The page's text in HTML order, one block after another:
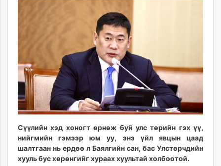
Livetv.mn
24tsag.mn
eagle.mn
ergelt.mn
zarig.mn
today.mn
zuv.mn
mminfo.mn
ugluu.mn
urlag.mn
Сүүлийн хэд хоногт өрнөж буй улс төрийн гэх үү,
нийгмийн гэмээр юм уу, энэ үйл явцын цаад
шалтгаан нь ердөө л Баялгийн сан, бас Улстөрчдийн
хууль бус хөрөнгийг хураах хуультай холбоотой.